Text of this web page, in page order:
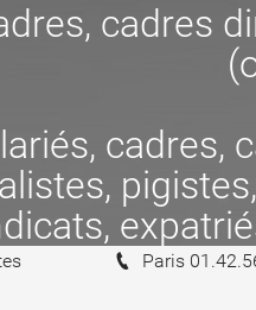
cadres
cadres,
Paris